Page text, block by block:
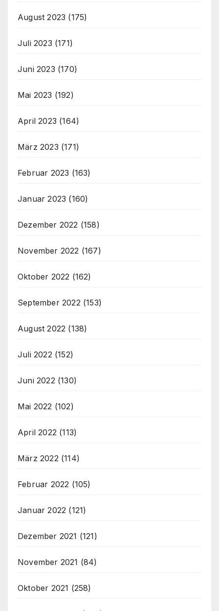
August 2023 (175)
Juli 2023 (171)
Juni 2023 (170)
Mai 2023 (192)
April 2023 (164)
März 2023 (171)
Februar 2023 (163)
Januar 2023 (160)
Dezember 2022 (158)
November 2022 (167)
Oktober 2022 (162)
September 2022 (153)
August 2022 (138)
Juli 2022 (152)
Juni 2022 (130)
Mai 2022 (102)
April 2022 (113)
März 2022 (114)
Februar 2022 (105)
Januar 2022 (121)
Dezember 2021 (121)
November 2021 (84)
Oktober 2021 (258)